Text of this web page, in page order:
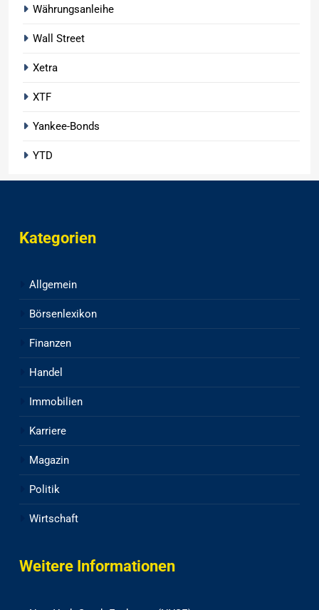
Währungsanleihe
Wall Street
Xetra
XTF
Yankee-Bonds
YTD
Kategorien
Allgemein
Börsenlexikon
Finanzen
Handel
Immobilien
Karriere
Magazin
Politik
Wirtschaft
Weitere Informationen